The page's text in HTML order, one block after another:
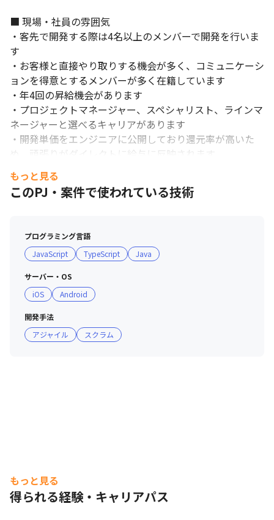
■ 現場・社員の雰囲気
・客先で開発する際は4名以上のメンバーで開発を行いま
す
・お客様と直接やり取りする機会が多く、コミュニケーシ
ョンを得意とするメンバーが多く在籍しています
・年4回の昇給機会があります
・プロジェクトマネージャー、スペシャリスト、ラインマ
ネージャーと選べるキャリアがあります
・開発単価をエンジニアに公開しており還元率が高いた
め、頑張りがダイレクトに給与に反映されます
■ 開発環境
＜その他主要な開発言語＞
＜その他インフラ構築＞
・モニタリング：CloudForecast 、Amazon Athena
・環境構築：AWS（EKS）、Azure（AzureDevOps）
・CI/CD： GitHub Action、Argo、codepipeline
＜その他＞
・管理ツール：Trello、Backlog、JIRA、Confluence、
Redmine
もっと見る
このPJ・案件で使われている技術
プログラミング言語
JavaScript
TypeScript Java
サーバー・OS
iOS
Android
開発手法
アジャイル
スクラム
もっと見る
得られる経験・キャリアパス